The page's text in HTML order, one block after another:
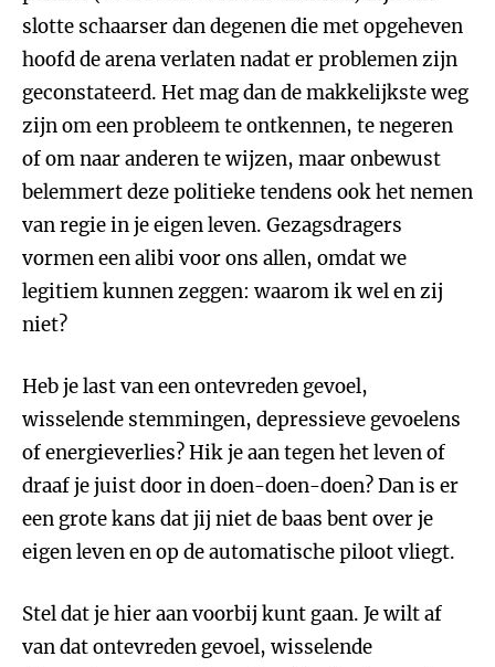
slotte schaarser dan degenen die met opgeheven
hoofd de arena verlaten nadat er problemen zijn
geconstateerd. Het mag dan de makkelijkste weg
zijn om een probleem te ontkennen, te negeren
of om naar anderen te wijzen, maar onbewust
belemmert deze politieke tendens ook het nemen
van regie in je eigen leven. Gezagsdragers
vormen een alibi voor ons allen, omdat we
legitiem kunnen zeggen: waarom ik wel en zij
niet?
Heb je last van een ontevreden gevoel,
wisselende stemmingen, depressieve gevoelens
of energieverlies? Hik je aan tegen het leven of
draaf je juist door in doen-doen-doen? Dan is er
een grote kans dat jij niet de baas bent over je
eigen leven en op de automatische piloot vliegt.
Stel dat je hier aan voorbij kunt gaan. Je wilt af
van dat ontevreden gevoel, wisselende